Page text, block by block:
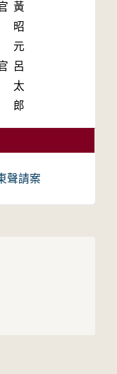
黃
昭
元
呂
太
郎
聲請案